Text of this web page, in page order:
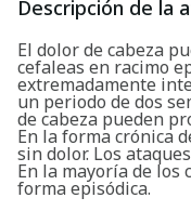
Descripción de la
El dolor de cabeza
cefaleas en racimo
extremadamente
un periodo de dos
de cabeza pueden
En la forma crónica
sin dolor. Los
En la mayoría de los
forma episódica.